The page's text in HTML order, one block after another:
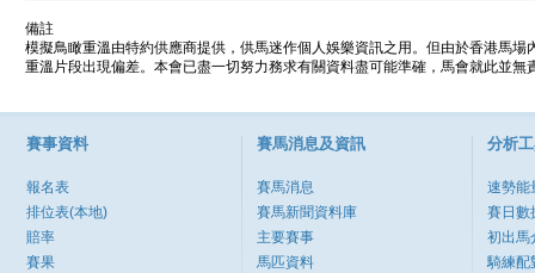
備註
模擬鳥瞰重溫由特約供應商提供，供馬迷作個人娛樂資訊之用。但由於香港馬
重溫片段出現偏差。本會已盡一切努力務求有關資料盡可能準確，馬會就此並
賽事資料
報名表
排位表(本地)
賠率
賽果
賽馬消息及資訊
賽馬消息
賽馬新聞資料庫
主要賽事
馬匹資料
分析
速勢能
賽日數
初出馬
騎練配